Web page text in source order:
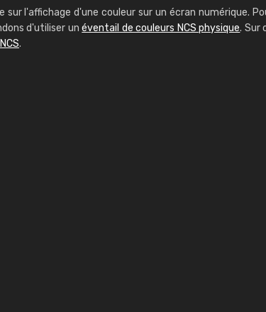
sur l'affichage d'une couleur sur un écran numérique.
d'utiliser unéventail de couleurs NCS physique. Sur
.